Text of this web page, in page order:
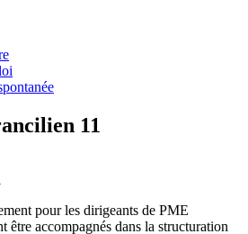
11
pour les dirigeants de PME
être accompagnés dans la structuration